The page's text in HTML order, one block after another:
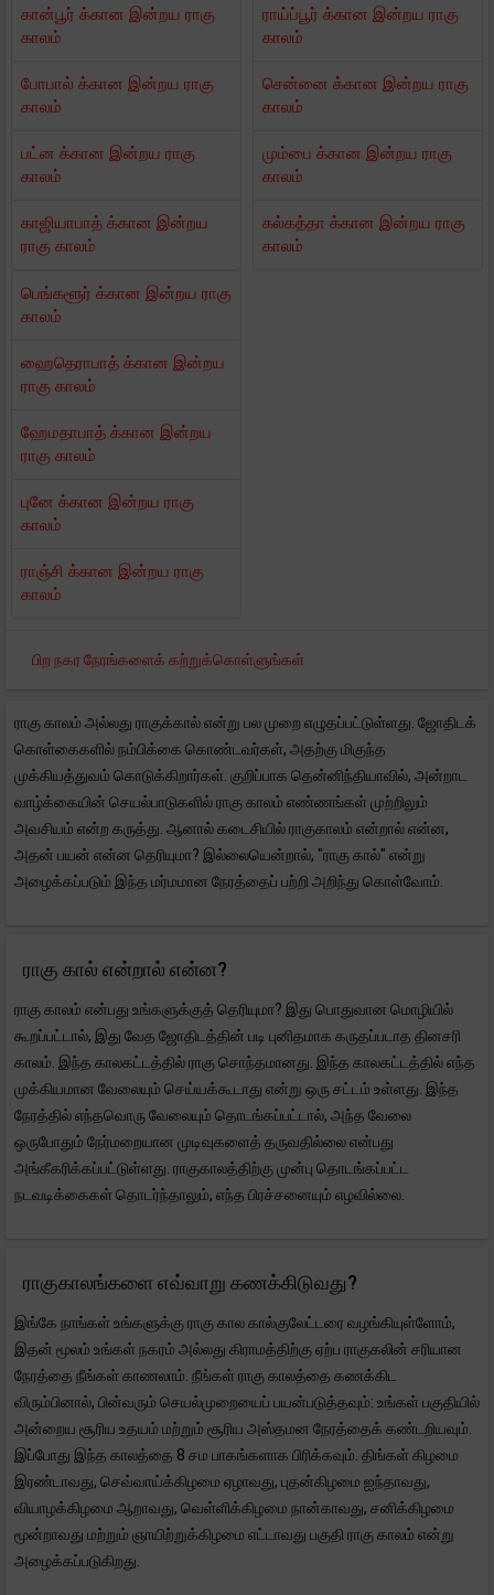
கான்பூர் க்கான இன்றய ராகு
காலம்
போபால் க்கான இன்றய ராகு
காலம்
பட்ன க்கான இன்றய ராகு
காலம்
காஜியாபாத் க்கான இன்றய
ராகு காலம்
ராய்ப்பூர் க்கான இன்றய ராகு
காலம்
சென்னை க்கான இன்றய ராகு
காலம்
மும்பை க்கான இன்றய ராகு
காலம்
கல்கத்தா க்கான இன்றய ராகு
காலம்
பெங்களூர் க்கான இன்றய ராகு
காலம்
ஹைதெராபாத் க்கான இன்றய
ராகு காலம்
ஹேமதாபாத் க்கான இன்றய
ராகு காலம்
புனே க்கான இன்றய ராகு
காலம்
ராஞ்சி க்கான இன்றய ராகு
காலம்
பிற நகர நேரங்களைக் கற்றுக்கொள்ளுங்கள்
ராகு காலம் அல்லது ராகுக்கால் என்று பல முறை எழுதப்பட்டுள்ளது. ஜோதிடக்
கொள்கைகளில் நம்பிக்கை கொண்டவர்கள், அதற்கு மிகுந்த
முக்கியத்துவம் கொடுக்கிறார்கள். குறிப்பாக தென்னிந்தியாவில், அன்றாட
வாழ்க்கையின் செயல்பாடுகளில் ராகு காலம் எண்ணங்கள் முற்றிலும்
அவசியம் என்ற கருத்து. ஆனால் கடைசியில் ராகுகாலம் என்றால் என்ன,
அதன் பயன் என்ன தெரியுமா? இல்லையென்றால், "ராகு கால்" என்று
அழைக்கப்படும் இந்த மர்மமான நேரத்தைப் பற்றி அறிந்து கொள்வோம்.
ராகு கால் என்றால் என்ன?
ராகு காலம் என்பது உங்களுக்குத் தெரியுமா? இது பொதுவான மொழியில்
கூறப்பட்டால், இது வேத ஜோதிடத்தின் படி புனிதமாக கருதப்படாத தினசரி
காலம். இந்த காலகட்டத்தில் ராகு சொந்தமானது. இந்த காலகட்டத்தில் எந்த
முக்கியமான வேலையும் செய்யக்கூடாது என்று ஒரு சட்டம் உள்ளது. இந்த
நேரத்தில் எந்தவொரு வேலையும் தொடங்கப்பட்டால், அந்த வேலை
ஒருபோதும் நேர்மறையான முடிவுகளைத் தருவதில்லை என்பது
அங்கீகரிக்கப்பட்டுள்ளது. ராகுகாலத்திற்கு முன்பு தொடங்கப்பட்ட
நடவடிக்கைகள் தொடர்ந்தாலும், எந்த பிரச்சனையும் எழவில்லை.
ராகுகாலங்களை எவ்வாறு கணக்கிடுவது?
இங்கே நாங்கள் உங்களுக்கு ராகு கால கால்குலேட்டரை வழங்கியுள்ளோம்,
இதன் மூலம் உங்கள் நகரம் அல்லது கிராமத்திற்கு ஏற்ப ராகுகலின் சரியான
நேரத்தை நீங்கள் காணலாம். நீங்கள் ராகு காலத்தை கணக்கிட
விரும்பினால், பின்வரும் செயல்முறையைப் பயன்படுத்தவும்: உங்கள் பகுதியில்
அன்றைய சூரிய உதயம் மற்றும் சூரிய அஸ்தமன நேரத்தைக் கண்டறியவும்.
இப்போது இந்த காலத்தை 8 சம பாகங்களாக பிரிக்கவும். திங்கள் கிழமை
இரண்டாவது, செவ்வாய்க்கிழமை ஏழாவது, புதன்கிழமை ஐந்தாவது,
வியாழக்கிழமை ஆறாவது, வெள்ளிக்கிழமை நான்காவது, சனிக்கிழமை
மூன்றாவது மற்றும் ஞாயிற்றுக்கிழமை எட்டாவது பகுதி ராகு காலம் என்று
அழைக்கப்படுகிறது.